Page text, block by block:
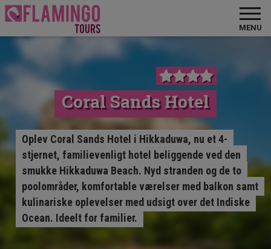
MENU
Coral Sands Hotel
Oplev Coral Sands Hotel i Hikkaduwa, nu et 4-
stjernet, familievenligt hotel beliggende ved den
smukke Hikkaduwa Beach. Nyd stranden og de to
poolområder, komfortable værelser med balkon samt
kulinariske oplevelser med udsigt over det Indiske
Ocean. Ideelt for familier.